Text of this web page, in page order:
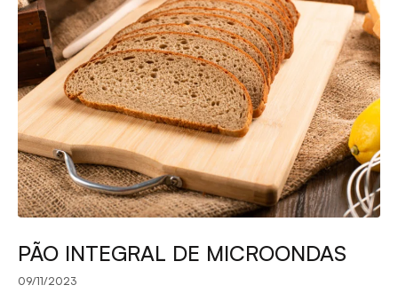
PÃO INTEGRAL DE MICROONDAS
09/11/2023